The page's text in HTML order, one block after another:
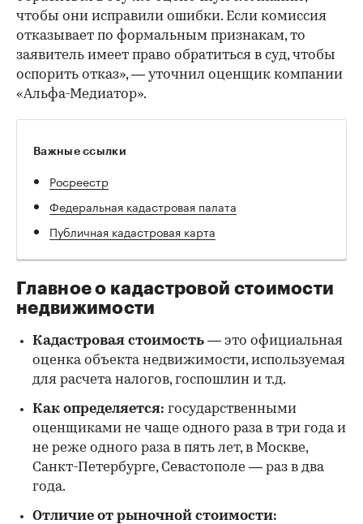
чтобы они исправили ошибки. Если комиссия
отказывает по формальным признакам, то
заявитель имеет право обратиться в суд, чтобы
оспорить отказ», — уточнил оценщик компании
«Альфа-Медиатор».
Важные ссылки
Росреестр
Федеральная кадастровая палата
Публичная кадастровая карта
Главное о кадастровой стоимости
недвижимости
Кадастровая стоимость — это официальная
оценка объекта недвижимости, используемая
для расчета налогов, госпошлин и т.д.
Как определяется: государственными
оценщиками не чаще одного раза в три года и
не реже одного раза в пять лет, в Москве,
Санкт-Петербурге, Севастополе — раз в два
года.
Отличие от рыночной стоимости: